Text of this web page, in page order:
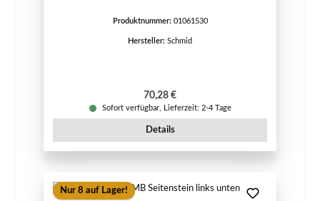
Produktnummer: 01061530
Hersteller: Schmid
Regulärer Preis:
70,28 €
Sofort verfügbar, Lieferzeit: 2-4 Tage
Details
Nur 8 auf Lager!